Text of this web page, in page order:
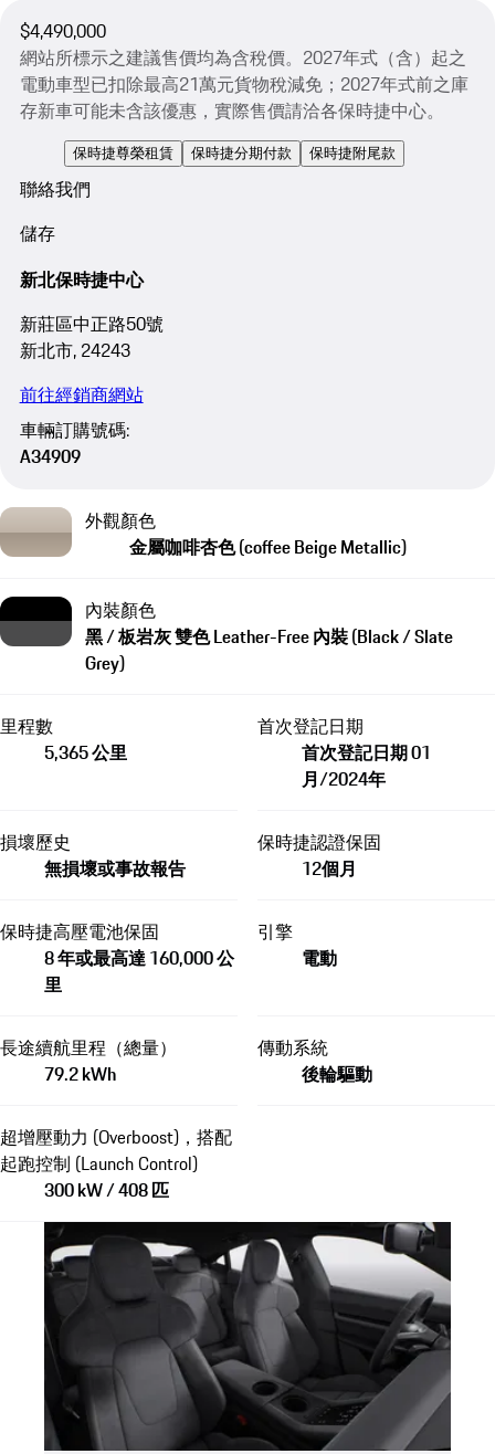
$4,490,000
網站所標示之建議售價均為含稅價。2027年式（含）起之
電動車型已扣除最高21萬元貨物稅減免；2027年式前之庫
存新車可能未含該優惠，實際售價請洽各保時捷中心。
保時捷尊榮租賃 保時捷分期付款 保時捷附尾款
聯絡我們
儲存
新北保時捷中心
新莊區中正路50號
新北市, 24243
前往經銷商網站
車輛訂購號碼:
A34909
外觀顏色
金屬咖啡杏色 (coffee Beige Metallic)
內裝顏色
黑 / 板岩灰 雙色 Leather-Free 內裝 (Black / Slate
Grey)
里程數
5,365 公里
首次登記日期
首次登記日期 01
月/2024年
損壞歷史
無損壞或事故報告
保時捷認證保固
12個月
保時捷高壓電池保固
8 年或最高達 160,000 公
里
引擎
電動
長途續航里程（總量）
79.2 kWh
傳動系統
後輪驅動
超增壓動力 (Overboost)，搭配
起跑控制 (Launch Control)
300 kW / 408 匹